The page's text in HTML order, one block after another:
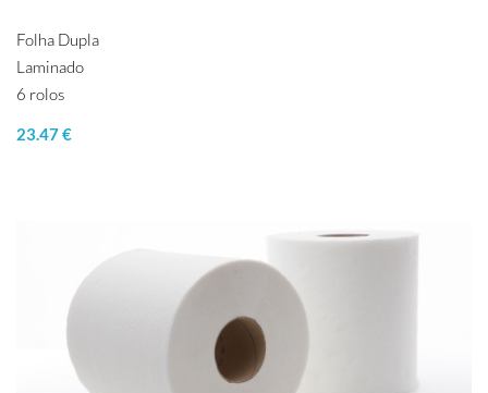
Folha Dupla
Laminado
6 rolos
23.47 €